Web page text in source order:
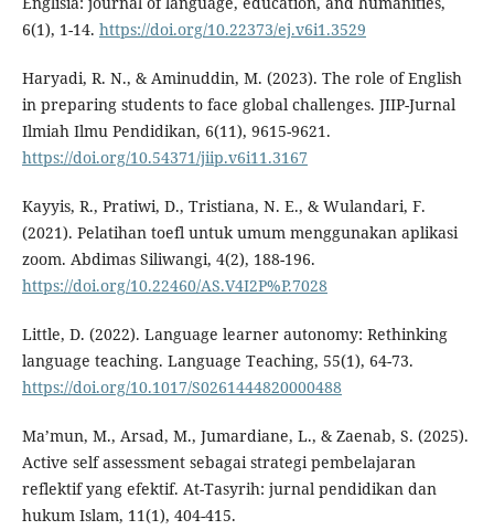
6(1), 1-14. https://doi.org/10.22373/ej.v6i1.3529
Haryadi, R. N., & Aminuddin, M. (2023). The role of English
in preparing students to face global challenges. JIIP-Jurnal
Ilmiah Ilmu Pendidikan, 6(11), 9615-9621.
https://doi.org/10.54371/jiip.v6i11.3167
Kayyis, R., Pratiwi, D., Tristiana, N. E., & Wulandari, F.
(2021). Pelatihan toefl untuk umum menggunakan aplikasi
zoom. Abdimas Siliwangi, 4(2), 188-196.
https://doi.org/10.22460/AS.V4I2P%P.7028
Little, D. (2022). Language learner autonomy: Rethinking
language teaching. Language Teaching, 55(1), 64-73.
https://doi.org/10.1017/S0261444820000488
Ma’mun, M., Arsad, M., Jumardiane, L., & Zaenab, S. (2025).
Active self assessment sebagai strategi pembelajaran
reflektif yang efektif. At-Tasyrih: jurnal pendidikan dan
hukum Islam, 11(1), 404-415.